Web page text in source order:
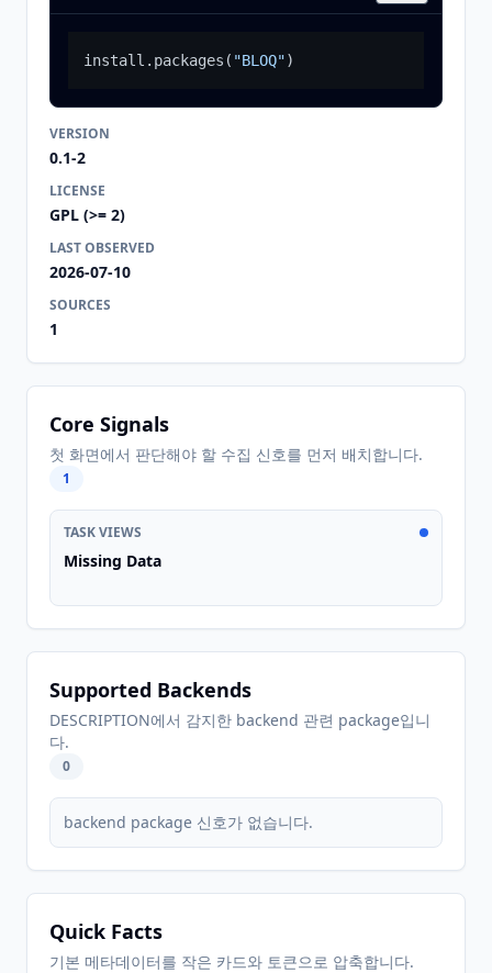
install.packages ( "BLOQ")
VERSION
0.1-2
LICENSE
GPL (>= 2)
LAST OBSERVED
2026-07-10
SOURCES
1
Core Signals
첫 화면에서 판단해야 할 수집 신호를 먼저 배치합니다.
1
TASK VIEWS
Missing Data
Supported Backends
DESCRIPTION에서 감지한 backend 관련 package입니
다.
0
backend package 신호가 없습니다.
Quick Facts
기본 메타데이터를 작은 카드와 토큰으로 압축합니다.